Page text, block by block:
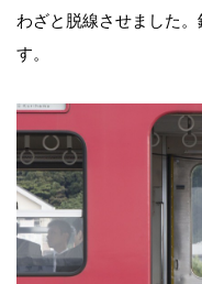
わざと脱線させました
す。